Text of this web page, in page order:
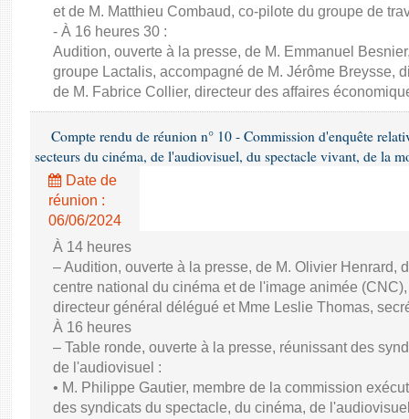
et de M. Matthieu Combaud, co-pilote du groupe de
- À 16 heures 30 :
Audition, ouverte à la presse, de M. Emmanuel
groupe Lactalis, accompagné de M. Jérôme Breysse,
de M. Fabrice Collier, directeur des affaires
Compte rendu de réunion n° 10 - Commission d'enquête
secteurs du cinéma, de l'audiovisuel, du spectacle vivant, de la
Date de
réunion :
06/06/2024
À 14 heures
– Audition, ouverte à la presse, de M. Olivier Henrard,
centre national du cinéma et de l'image animée
directeur général délégué et Mme Leslie Thomas,
À 16 heures
– Table ronde, ouverte à la presse, réunissant des
de l'audiovisuel :
• M. Philippe Gautier, membre de la commission
des syndicats du spectacle, du cinéma, de